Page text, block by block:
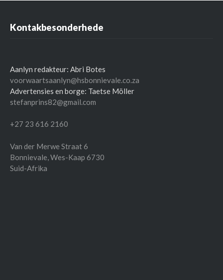
Kontakbesonderhede
Aanlyn redakteur: Abri Botes
voorwaartsaanlyn@hsbonnievale.co.za
Advertensies en borge: Taetse Möller
stefanprins82@gmail.com
+27 23 616 2160
Van der Merwe Straat 6
Bonnievale Wes-Kaap 6730
Suid-Afrika